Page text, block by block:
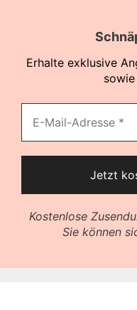
Erhalte exklusive
Kostenlose
Sie können